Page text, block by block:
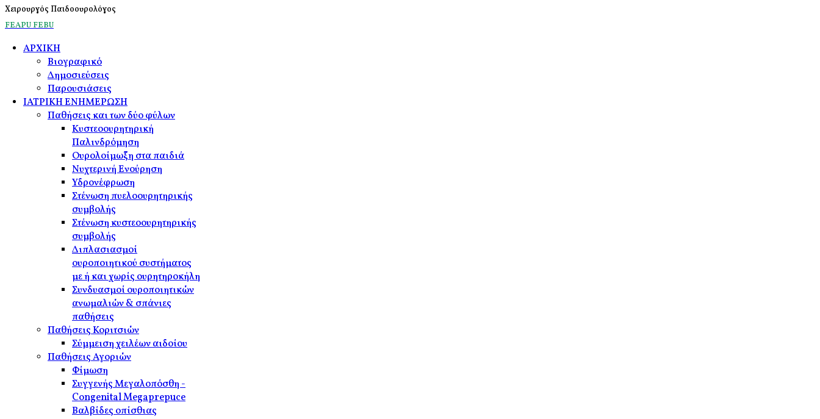
Χειρουργός Παιδοουρολόγος
FEAPUFEBU
ΑΡΧΙΚΗ
Βιογραφικό
Δημοσιεύσεις
Παρουσιάσεις
ΙΑΤΡΙΚΗ ΕΝΗΜΕΡΩΣΗ
Παθήσεις και των δύο φύλων
Κυστεοουρητηρική
Παλινδρόμηση
Ουρολοίμωξη στα παιδιά
Νυχτερινή Ενούρηση
Υδρονέφρωση
Στένωση πυελοουρητηρικής
συμβολής
Στένωση κυστεοουρητηρικής
συμβολής
Διπλασιασμοί
ουροποιητικού συστήματος
με ή και χωρίς ουρητηροκήλη
Συνδυασμοί ουροποιητικών
ανωμαλιών & σπάνιες
παθήσεις
Παθήσεις Κοριτσιών
Σύμμειση χειλέων αιδοίου
Παθήσεις Αγοριών
Φίμωση
Συγγενής Μεγαλοπόσθη -
Congenital Megaprepuce
Βαλβίδες οπίσθιας